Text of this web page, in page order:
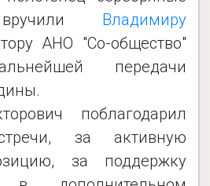
Владимиру
АНО "Со-общество"
передачи
поблагодарил
за активную
за поддержку